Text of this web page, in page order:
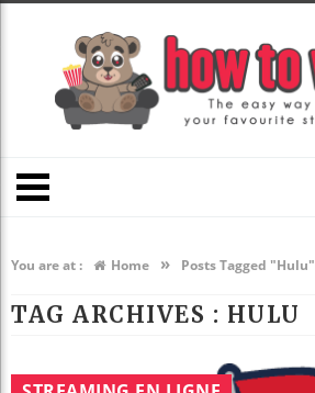
You are at : Home » Posts Tagged "Hulu"
TAG ARCHIVES : HULU